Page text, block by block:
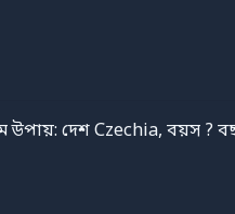
উপায়: দেশ Czechia, বয়স ?